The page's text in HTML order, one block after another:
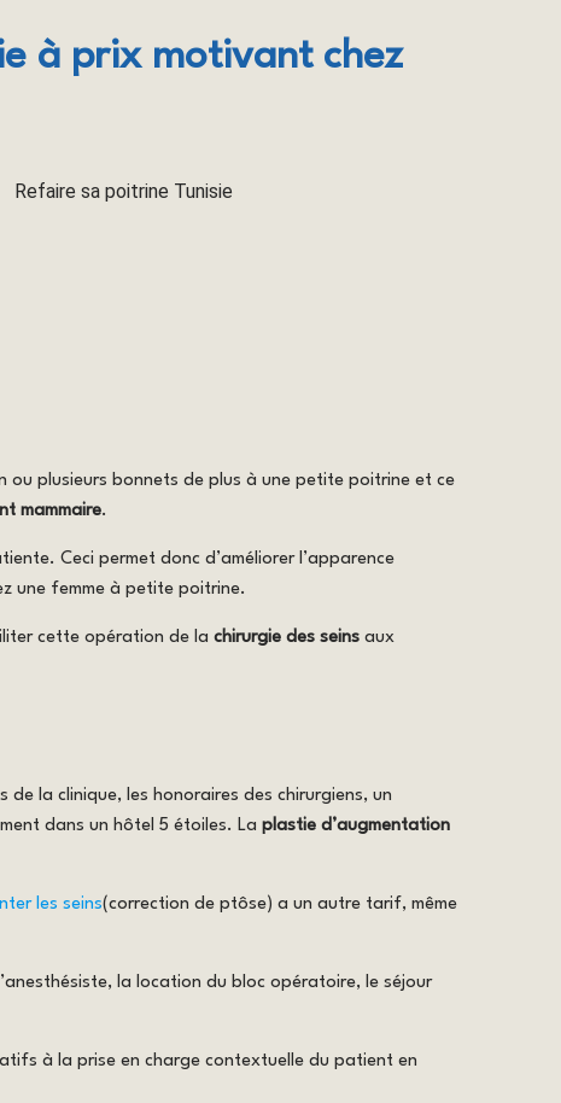
à prix motivant chez
ou plusieurs bonnets de plus à une petite poitrine et ce
mammaire.
Ceci permet donc d’améliorer l’apparence
une femme à petite poitrine.
cette opération de la chirurgie des seins aux
la clinique, les honoraires des chirurgiens, un
dans un hôtel 5 étoiles. La plastie d’augmentation
les seins(correction de ptôse) a un autre tarif, même
la location du bloc opératoire, le séjour
à la prise en charge contextuelle du patient en